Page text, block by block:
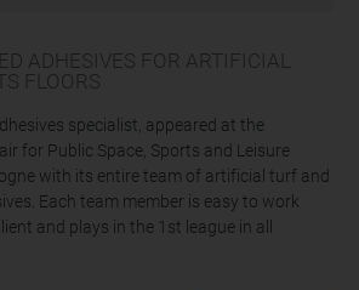
ADHESIVES FOR ARTIFICIAL
FLOORS
specialist, appeared at the
for Public Space, Sports and Leisure
with its entire team of artificial turf and
Each team member is easy to work
and plays in the 1st league in all